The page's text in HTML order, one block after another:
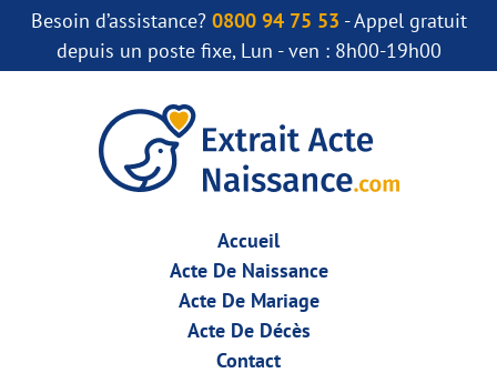
Besoin d’assistance? 0800 94 75 53 - Appel gratuit
depuis un poste fixe, Lun - ven : 8h00-19h00
Accueil
Acte De Naissance
Acte De Mariage
Acte De Décès
Contact